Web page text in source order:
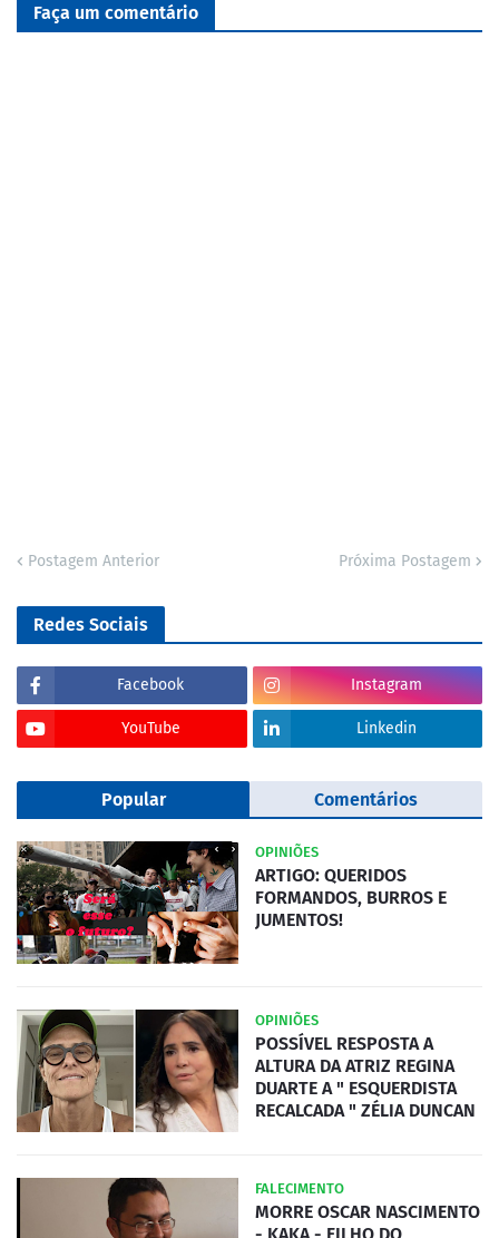
Faça um comentário
Postagem Anterior Próxima Postagem
Redes Sociais
Facebook Instagram
YouTube Linkedin
Popular Comentários
OPINIÕES
ARTIGO: QUERIDOS
FORMANDOS, BURROS E
JUMENTOS!
OPINIÕES
POSSÍVEL RESPOSTA A
ALTURA DA ATRIZ REGINA
DUARTE A " ESQUERDISTA
RECALCADA " ZÉLIA DUNCAN
FALECIMENTO
MORRE OSCAR NASCIMENTO